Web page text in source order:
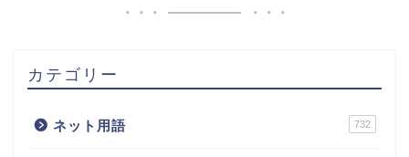
カテゴリー
ネット用語 732